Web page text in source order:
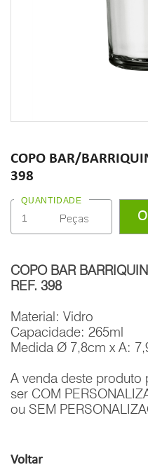
COPO BAR/
398
QUANTIDADE
COPO BAR
REF. 398
Material: Vidro
Capacidade: 265ml
Medida Ø 7,8cm x A:
A venda deste produto
ser COM
ou SEM
Voltar